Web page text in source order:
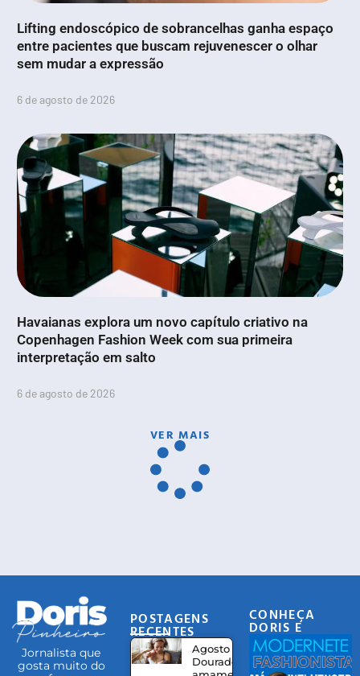
Lifting endoscópico de sobrancelhas ganha espaço
entre pacientes que buscam rejuvenescer o olhar
sem mudar a expressão
6 de agosto de 2026
Havaianas explora um novo capítulo criativo na
Copenhagen Fashion Week com sua primeira
interpretação em salto
6 de agosto de 2026
VER MAIS
Jornalista que
gosta muito do
POSTAGENS
RECENTES
Agosto
Dourado:
CONHEÇA
DORIS E
EQUIPE